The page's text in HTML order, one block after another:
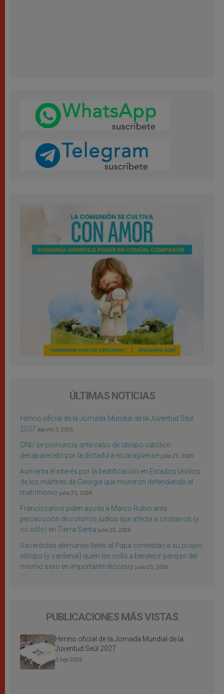
ÚLTIMAS NOTICIAS
Himno oficial de la Jornada Mundial de la Juventud Seúl
2027 agosto 3, 2026
ONU se pronuncia ante caso de obispo católico
desaparecido por la dictadura nicaragüense julio 25, 2026
Aumenta el interés por la beatificación en Estados Unidos
de los mártires de Georgia que murieron defendiendo el
matrimonio julio 25, 2026
Franciscanos piden ayuda a Marco Rubio ante
persecución de colonos judíos que afecta a cristianos (y
no sólo) en Tierra Santa julio 25, 2026
Sacerdotes alemanes fieles al Papa contestan a su propio
obispo (y cardenal) quien les orilla a bendecir parejas del
mismo sexo en importante diócesis julio 25, 2026
PUBLICACIONES MÁS VISTAS
Himno oficial de la Jornada Mundial de la
Juventud Seúl 2027
3 Ago 2026